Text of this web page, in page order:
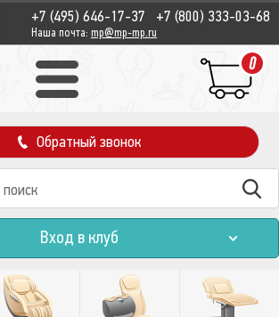
+7 (495) 646-17-37 +7 (800) 333-03-68
Наша почта: mp@mp-mp.ru
0
Обратный звонок
Вход в клуб